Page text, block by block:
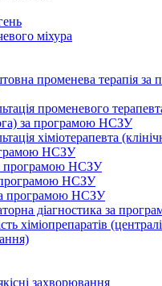
міхура
променева терапія за
променевого
за програмою НСЗУ
хіміотерапевта
НСЗУ
програмою НСЗУ
НСЗУ
програмою НСЗУ
діагностика за
хіміопрепаратів
захворювання